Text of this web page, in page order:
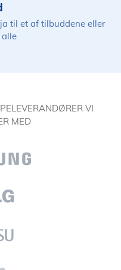
til et af tilbuddene eller
alle
VI
MED